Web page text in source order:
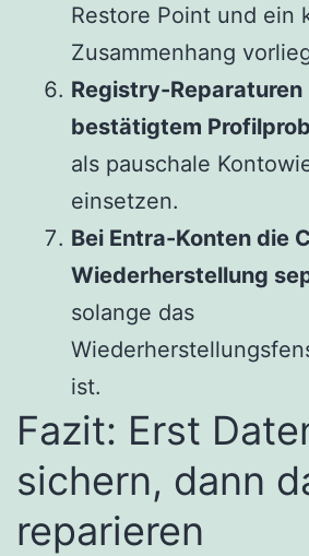
Restore Point und ein
Zusammenhang
Registry-Reparaturen
bestätigtem
als pauschale
einsetzen.
Bei Entra-Konten die
Wiederherstellung
solange das
ist.
Fazit: Erst
sichern, dann
reparieren